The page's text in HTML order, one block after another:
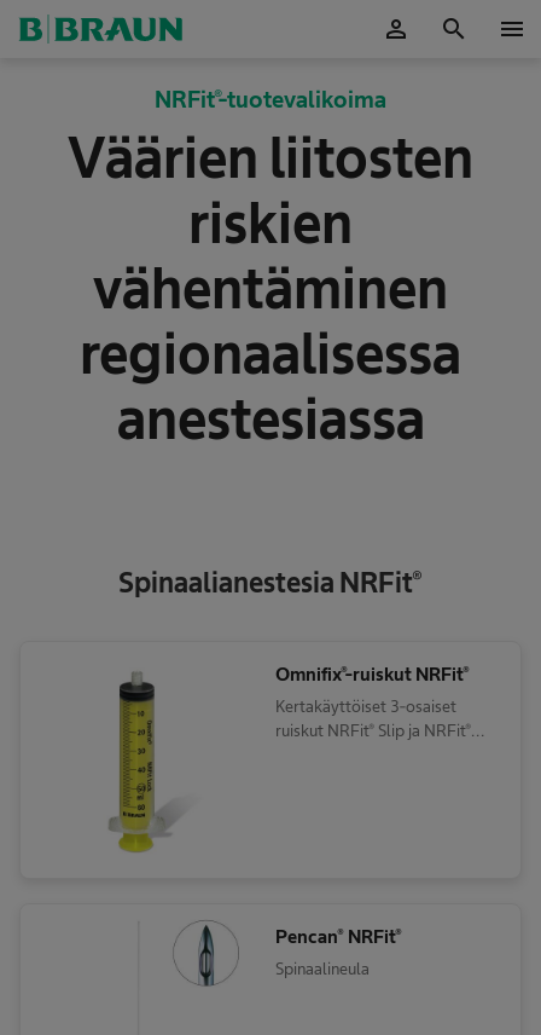
person search menu
NRFit®-tuotevalikoima
Väärien liitosten
riskien
vähentäminen
regionaalisessa
anestesiassa
Spinaalianestesia NRFit®
Omnifix®-ruiskut NRFit®
Kertakäyttöiset 3-osaiset
ruiskut NRFit® Slip ja NRFit®
Pencan® NRFit®
Spinaalineula